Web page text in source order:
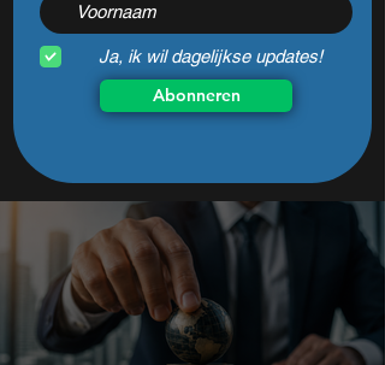
Ja, ik wil dagelijkse updates!
Abonneren